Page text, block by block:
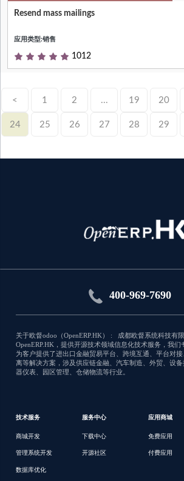
Null
Resend mass mailings
应用类型:销售
1012
integration
7137
< 1 2 ... 19 20
24 25 26 27 28 29
400-969-7690
关于欧督odoo（OpenERP.HK） : 成都欧督系统科技有
OpenERP.HK，提供开源技术领域信息化技术服务，我们
为客户提供了进出口金融贸易平台、跨境互通、平台对
离等解决方案，涉及供应链金融、汽车制造、外贸、设
器仪表、园区管理、仓储物流等行业。
技术服务
商城开发
管理系统开发
数据库优化
服务中心
下载中心
开源社区
应用商城
免费应用
付费应用